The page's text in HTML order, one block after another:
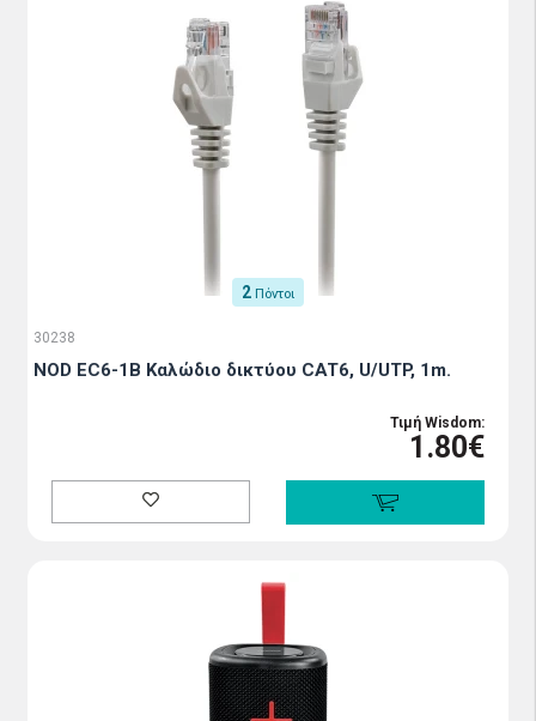
2 Πόντοι
30238
NOD EC6-1B Καλώδιο δικτύου CAT6, U/UTP, 1m.
Τιμή Wisdom:
1.80€